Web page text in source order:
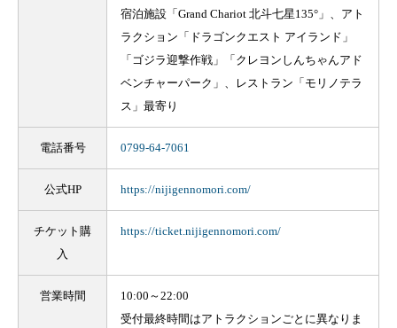
宿泊施設「Grand Chariot 北斗七星135°」、アト
ラクション「ドラゴンクエスト アイランド」
「ゴジラ迎撃作戦」「クレヨンしんちゃんアド
ベンチャーパーク」、レストラン「モリノテラ
ス」最寄り
電話番号 0799-64-7061
公式HP https://nijigennomori.com/
チケット購
入
https://ticket.nijigennomori.com/
営業時間
10:00～22:00
受付最終時間はアトラクションごとに異なりま